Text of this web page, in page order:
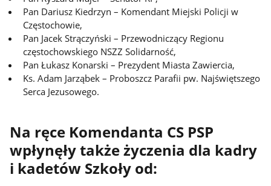
Pan Dariusz Kiedrzyn – Komendant Miejski Policji w
Częstochowie,
Pan Jacek Strączyński – Przewodniczący Regionu
częstochowskiego NSZZ Solidarność,
Pan Łukasz Konarski – Prezydent Miasta Zawiercia,
Ks. Adam Jarząbek – Proboszcz Parafii pw. Najświętszego
Serca Jezusowego.
Na ręce Komendanta CS PSP
wpłynęły także życzenia dla kadry
i kadetów Szkoły od: